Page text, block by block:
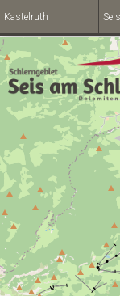
Kastelruth